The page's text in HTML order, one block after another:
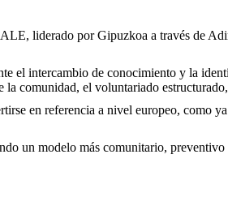
liderado por Gipuzkoa a través de
el intercambio de conocimiento y la
comunidad, el voluntariado
en referencia a nivel europeo, como
un modelo más comunitario,